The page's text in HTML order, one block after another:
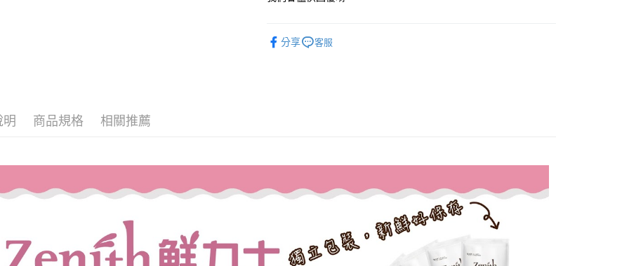
Google Pay
相關說明
３．收到繳費通知簡訊後14天內，點擊此簡訊中的連結，可透過四大超商
／ATM／網路銀行／等多元方式進行付款，方視為交易完成。
※ 請注意：結帳手續完成當下不需立刻繳費，但若您需要取消訂單，請聯
絡購買商品的店家。未經商家同意取消之訂單仍視為有效，需透過AFTEE
先享後付繳納相關費用。
※ 交易是否成功請以「AFTEE先享後付 」之結帳頁面顯示為準，若有關於
每筆NT$60，滿NT$999(含以上)免運費
萊爾富取貨付款_限重10KG
每筆NT$60，滿NT$999(含以上)免運費
分享 客服
明 商品規格 相關推薦